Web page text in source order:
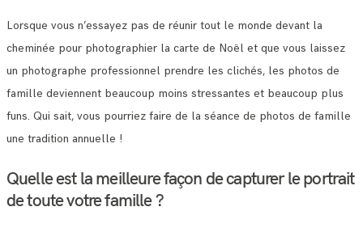
Lorsque vous n’essayez pas de réunir tout le monde devant la
cheminée pour photographier la carte de Noël et que vous laissez
un photographe professionnel prendre les clichés, les photos de
famille deviennent beaucoup moins stressantes et beaucoup plus
funs. Qui sait, vous pourriez faire de la séance de photos de famille
une tradition annuelle !
Quelle est la meilleure façon de capturer le portrait
de toute votre famille ?